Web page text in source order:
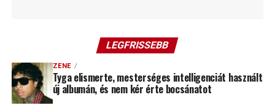
LEGFRISSEBB
ZENE
Tyga elismerte, mesterséges intelligenciát használt
új albumán, és nem kér érte bocsánatot